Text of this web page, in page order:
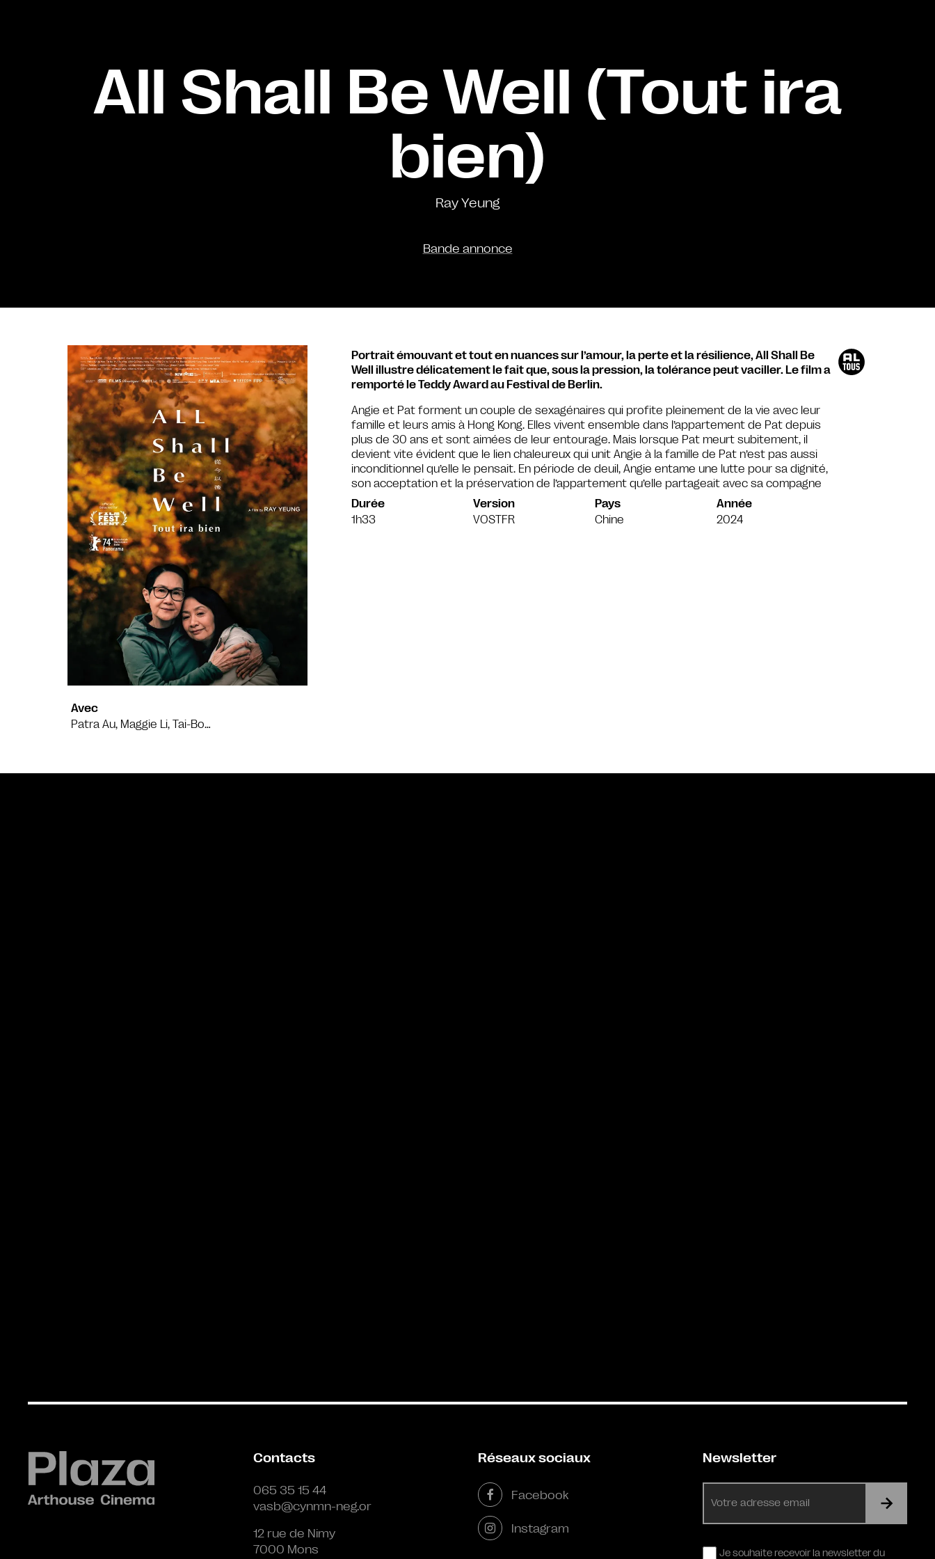
All Shall Be Well (Tout ira
bien)
Ray Yeung
Bande annonce
Avec
Patra Au, Maggie Li, Tai-Bo…
Portrait émouvant et tout en nuances sur l’amour, la perte et la résilience, All Shall Be
Well illustre délicatement le fait que, sous la pression, la tolérance peut vaciller. Le film a
remporté le Teddy Award au Festival de Berlin.
Angie et Pat forment un couple de sexagénaires qui profite pleinement de la vie avec leur
famille et leurs amis à Hong Kong. Elles vivent ensemble dans l’appartement de Pat depuis
plus de 30 ans et sont aimées de leur entourage. Mais lorsque Pat meurt subitement, il
devient vite évident que le lien chaleureux qui unit Angie à la famille de Pat n’est pas aussi
inconditionnel qu’elle le pensait. En période de deuil, Angie entame une lutte pour sa dignité,
son acceptation et la préservation de l’appartement qu’elle partageait avec sa compagne
Durée
1h33
Version
VOSTFR
Pays
Chine
Année
2024
Contacts
065 35 15 44
vasb@cynmn-neg.or
12 rue de Nimy
7000 Mons
Réseaux sociaux
Facebook
Instagram
Newsletter
mail
RGPDJe souhaite recevoir la newsletter du